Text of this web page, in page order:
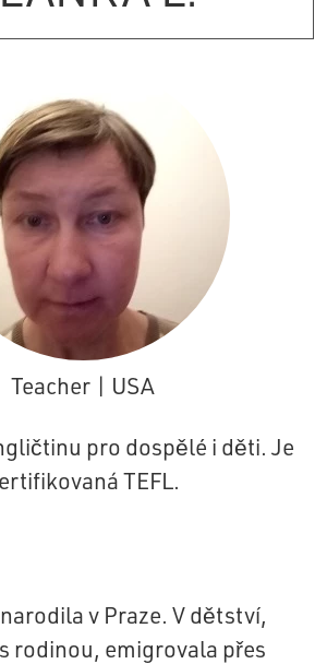
Teacher | USA
pro dospělé i děti. Je
TEFL.
v Praze. V dětství,
rodinou, emigrovala přes